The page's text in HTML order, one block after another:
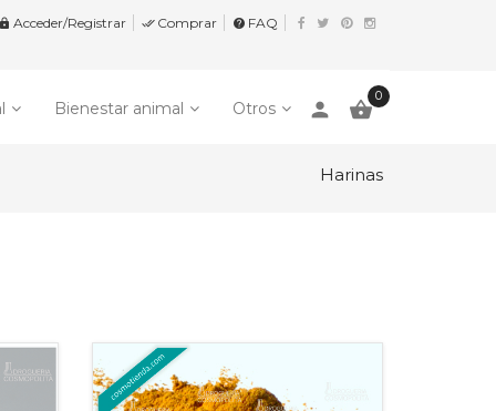
Acceder/Registrar  Comprar help FAQ
Bienestar animal Otros person 
0
Harinas